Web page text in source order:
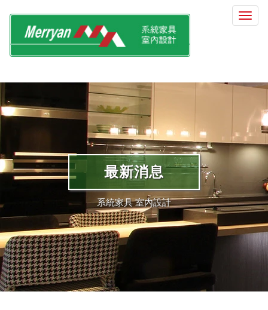
選
最新消息
系統家具 室內設計